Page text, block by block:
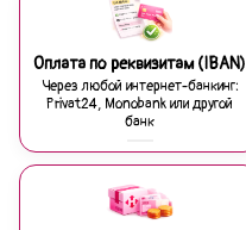
Оплата по реквизитам (IBAN)
Через любой интернет-банкинг:
Privat24, Monobank или другой
банк